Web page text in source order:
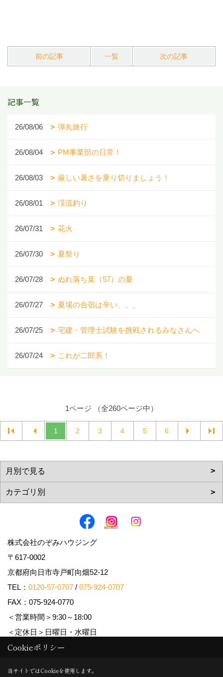
前の記事 一覧 次の記事
記事一覧
26/08/06 弾丸旅行
26/08/04 PM事業部の日常！
26/08/03 厳しい暑さを乗り切りましょう！
26/08/01 渓流釣り
26/07/31 花火
26/07/30 夏祭り
26/07/28 ぬれ落ち葉（57）の夏
26/07/27 夏場の合宿は辛い、、、
26/07/25 宅建・管理士試験を挑戦されるみなさんへ
26/07/24 これが二郎系！
1ページ （全260ページ中）
1 2 3 4 5 6
株式会社のぞみハウジング
〒617-0002
京都府向日市寺戸町向畑52-12
TEL： 0120-57-0707 / 075-924-0707
FAX：075-924-0770
＜営業時間＞9:30～18:00
＜定休日＞日曜日・水曜日
Copyright (c) Nozomi Housing. All Rights Reserved.
Cookieポリシー
当サイトではCookieを使用します。